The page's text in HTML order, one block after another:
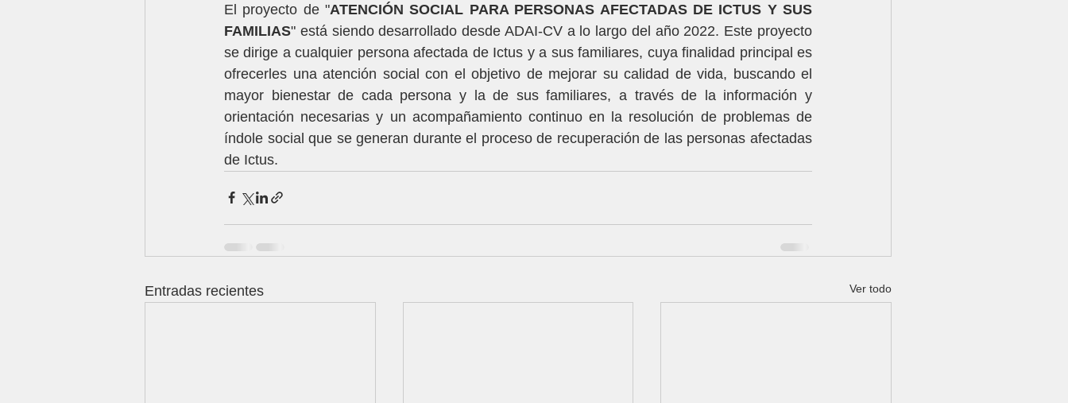
El proyecto de "ATENCIÓN SOCIAL PARA PERSONAS AFECTADAS DE ICTUS Y SUS
FAMILIAS" está siendo desarrollado desde ADAI-CV a lo largo del año 2022. Este proyecto
se dirige a cualquier persona afectada de Ictus y a sus familiares, cuya finalidad principal es
ofrecerles una atención social con el objetivo de mejorar su calidad de vida, buscando el
mayor bienestar de cada persona y la de sus familiares, a través de la información y
orientación necesarias y un acompañamiento continuo en la resolución de problemas de
índole social que se generan durante el proceso de recuperación de las personas afectadas
de Ictus.
Entradas recientes Ver todo